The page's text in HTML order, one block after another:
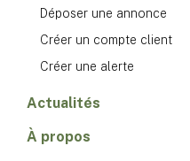
Déposer une annonce
Créer un compte client
Créer une alerte
Actualités
À propos